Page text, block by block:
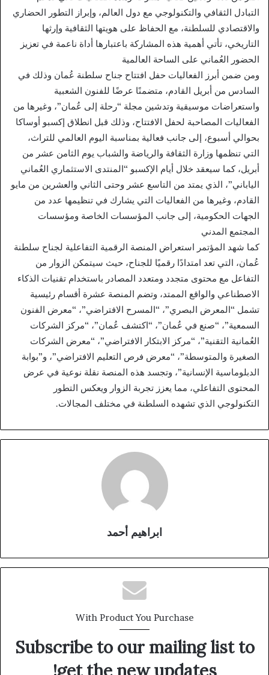
التبادل الثقافي والتكنولوجي مع دول العالم، وإبراز التطور الحضاري
والاقتصادي للسلطنة، مع الحفاظ على هويتها الثقافية وإرثها
التاريخي، تأتي أهمية هذه المشاركة باعتبارها أداة ناعمة في تعزيز
الحضور العُماني على الساحة العالمية
ومن ضمن أبرز الفعاليات حفل افتتاح جناح سلطنة عُمان وذلك في
السادس من أبريل القادم، متضمنًا عرضًا للفنون الشعبية
واستعراضات موسيقية وتدشين مجلة “رحلة إلى عُمان”، وغيرها من
الفعاليات المصاحبة لحفل الافتتاح، وذلك قبل انطلاق إكسبو أوساكا
بحوالي أسبوع، إلى جانب فعالية بمناسبة اليوم العالمي للتراث،
التي تنظمها وزارة الثقافة والرياضة والشباب يوم الثامن عشر من
أبريل، كما سيعقد خلال أيام الإكسبو “المنتدى الاستثماري العُماني
الياباني”، الذي يمتد من التاسع عشر وحتى الثاني والعشرين من مايو
القادم، وغيرها من الفعاليات التي يشارك في تنظيمها عدد من
الجهات الحكومية، إلى جانب المؤسسات الخاصة ومؤسسات
المجتمع المدني
كما شهد المؤتمر استعراض المنصة الرقمية التفاعلية لجناح سلطنة
عُمان، التي تعد امتدادًا رقميًا للجناح، حيث سيتمكن الزوار من
التفاعل مع محتوى متجدد ومتعدد المصادر باستخدام تقنيات الذكاء
الاصطناعي والواقع الممتد، وتضم المنصة عشرة أقسام رئيسية
تشمل “المعرض البصري”، “المسرح الافتراضي”، “معرض الفنون
السمعية”، “صنع في عُمان”، “اكتشف عُمان”، “مركز الشركات
العُمانية التقنية”، “مركز الابتكار الافتراضي”، “معرض الشركات
الصغيرة والمتوسطة”، “معرض فرص التعليم الافتراضي”، و”بوابة
الدبلوماسية الإنسانية”، وتجسد هذه المنصة نقلة نوعية في عرض
المحتوى التفاعلي، مما يعزز تجربة الزوار ويعكس التطور
التكنولوجي الذي تشهده السلطنة في مختلف المجالات.
ابراهيم أحمد
With Product You Purchase
Subscribe to our mailing list to